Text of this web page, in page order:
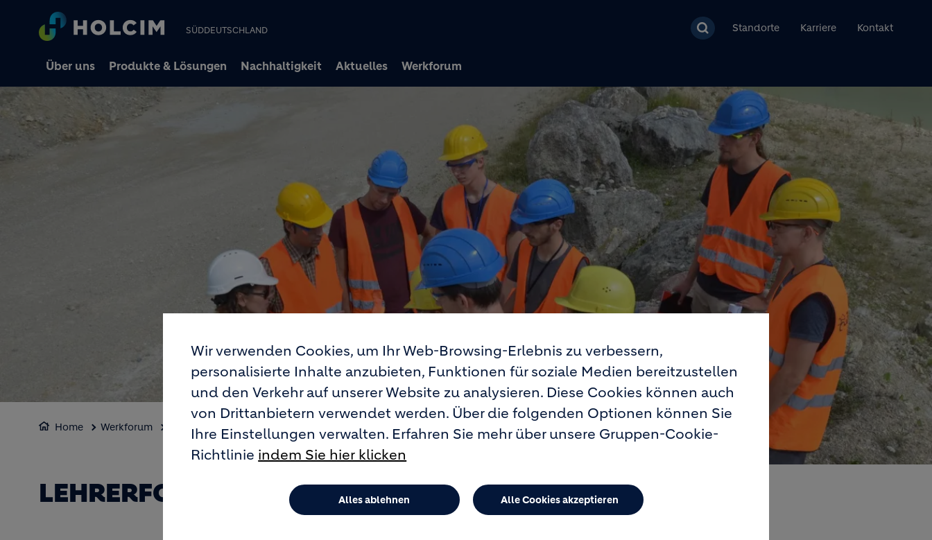
SÜDDEUTSCHLAND Standorte Karriere Kontakt
Über uns Produkte & Lösungen Nachhaltigkeit Aktuelles Werkforum
Home Werkforum Lehrerfortbildungen
LEHRERFORTBILDUNGEN
Wir verwenden Cookies, um Ihr Web-Browsing-Erlebnis zu verbessern,
personalisierte Inhalte anzubieten, Funktionen für soziale Medien bereitzustellen
und den Verkehr auf unserer Website zu analysieren. Diese Cookies können auch
von Drittanbietern verwendet werden. Über die folgenden Optionen können Sie
Ihre Einstellungen verwalten. Erfahren Sie mehr über unsere Gruppen-Cookie-
Richtlinie indem Sie hier klicken
Alle Cookies akzeptieren
Alles ablehnen